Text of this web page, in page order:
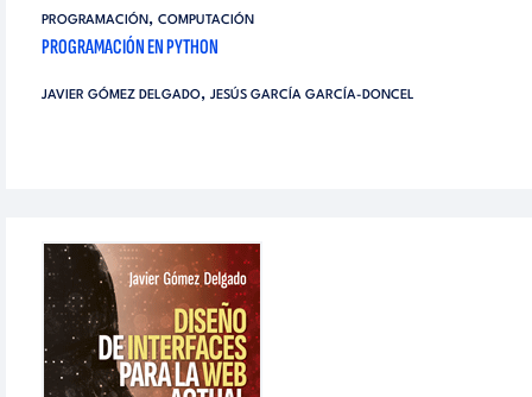
PROGRAMACIÓN, COMPUTACIÓN
PROGRAMACIÓN EN PYTHON
JAVIER GÓMEZ DELGADO, JESÚS GARCÍA GARCÍA-DONCEL